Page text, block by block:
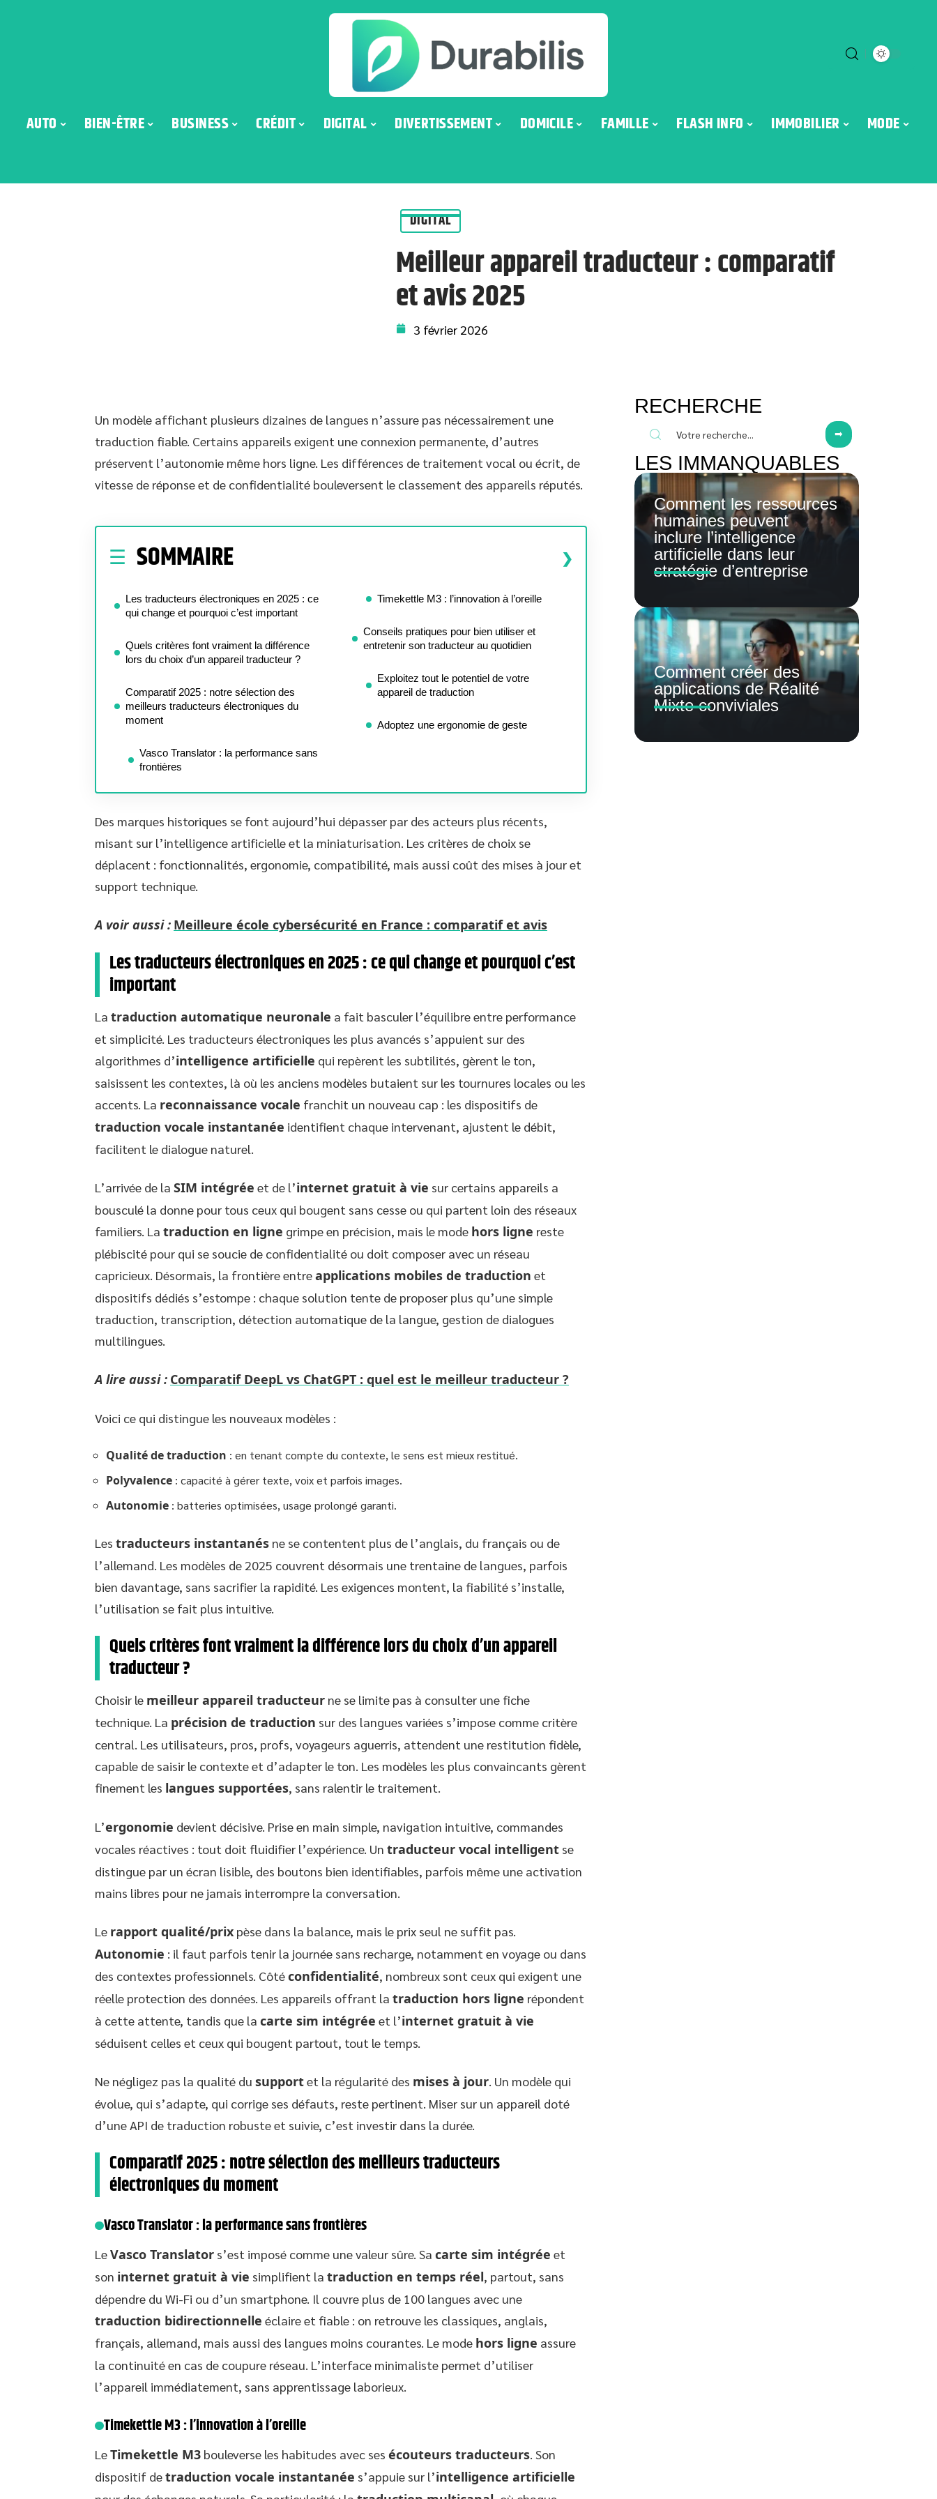
AUTO BIEN-ÊTRE BUSINESS CRÉDIT DIGITAL DIVERTISSEMENT DOMICILE FAMILLE FLASH INFO IMMOBILIER MODE
DIGITAL
Meilleur appareil traducteur : comparatif
et avis 2025
3 février 2026
Un modèle affichant plusieurs dizaines de langues n’assure pas nécessairement une
traduction fiable. Certains appareils exigent une connexion permanente, d’autres
préservent l’autonomie même hors ligne. Les différences de traitement vocal ou écrit, de
vitesse de réponse et de confidentialité bouleversent le classement des appareils réputés.
SOMMAIRE
Les traducteurs électroniques en 2025 : ce
qui change et pourquoi c’est important
Quels critères font vraiment la différence
lors du choix d’un appareil traducteur ?
Comparatif 2025 : notre sélection des
meilleurs traducteurs électroniques du
moment
Vasco Translator : la performance sans
frontières
Timekettle M3 : l’innovation à l’oreille
Conseils pratiques pour bien utiliser et
entretenir son traducteur au quotidien
Exploitez tout le potentiel de votre
appareil de traduction
Adoptez une ergonomie de geste
Des marques historiques se font aujourd’hui dépasser par des acteurs plus récents,
misant sur l’intelligence artificielle et la miniaturisation. Les critères de choix se
déplacent : fonctionnalités, ergonomie, compatibilité, mais aussi coût des mises à jour et
support technique.
A voir aussi : Meilleure école cybersécurité en France : comparatif et avis
Les traducteurs électroniques en 2025 : ce qui change et pourquoi c’est
important
La traduction automatique neuronale a fait basculer l’équilibre entre performance
et simplicité. Les traducteurs électroniques les plus avancés s’appuient sur des
algorithmes d’intelligence artificielle qui repèrent les subtilités, gèrent le ton,
saisissent les contextes, là où les anciens modèles butaient sur les tournures locales ou les
accents. La reconnaissance vocale franchit un nouveau cap : les dispositifs de
traduction vocale instantanée identifient chaque intervenant, ajustent le débit,
facilitent le dialogue naturel.
L’arrivée de la SIM intégrée et de l’internet gratuit à vie sur certains appareils a
bousculé la donne pour tous ceux qui bougent sans cesse ou qui partent loin des réseaux
familiers. La traduction en ligne grimpe en précision, mais le mode hors ligne reste
plébiscité pour qui se soucie de confidentialité ou doit composer avec un réseau
capricieux. Désormais, la frontière entreapplications mobiles de traduction et
dispositifs dédiés s’estompe : chaque solution tente de proposer plus qu’une simple
traduction, transcription, détection automatique de la langue, gestion de dialogues
multilingues.
A lire aussi : Comparatif DeepL vs ChatGPT : quel est le meilleur traducteur ?
Voici ce qui distingue les nouveaux modèles :
Qualité de traduction : en tenant compte du contexte, le sens est mieux restitué.
Polyvalence : capacité à gérer texte, voix et parfois images.
Autonomie : batteries optimisées, usage prolongé garanti.
Les traducteurs instantanés ne se contentent plus de l’anglais, du français ou de
l’allemand. Les modèles de 2025 couvrent désormais une trentaine de langues, parfois
bien davantage, sans sacrifier la rapidité. Les exigences montent, la fiabilité s’installe,
l’utilisation se fait plus intuitive.
Quels critères font vraiment la différence lors du choix d’un appareil
traducteur ?
Choisir le meilleur appareil traducteur ne se limite pas à consulter une fiche
technique. La précision de traduction sur des langues variées s’impose comme critère
central. Les utilisateurs, pros, profs, voyageurs aguerris, attendent une restitution fidèle,
capable de saisir le contexte et d’adapter le ton. Les modèles les plus convaincants gèrent
finement les langues supportées, sans ralentir le traitement.
L’ergonomie devient décisive. Prise en main simple, navigation intuitive, commandes
vocales réactives : tout doit fluidifier l’expérience. Un traducteur vocal intelligent se
distingue par un écran lisible, des boutons bien identifiables, parfois même une activation
mains libres pour ne jamais interrompre la conversation.
Le rapport qualité/prix pèse dans la balance, mais le prix seul ne suffit pas.
Autonomie : il faut parfois tenir la journée sans recharge, notamment en voyage ou dans
des contextes professionnels. Côtéconfidentialité, nombreux sont ceux qui exigent une
réelle protection des données. Les appareils offrant la traduction hors ligne répondent
à cette attente, tandis que la carte sim intégrée et l’internet gratuit à vie
séduisent celles et ceux qui bougent partout, tout le temps.
Ne négligez pas la qualité du supportet la régularité des mises à jour. Un modèle qui
évolue, qui s’adapte, qui corrige ses défauts, reste pertinent. Miser sur un appareil doté
d’une API de traduction robuste et suivie, c’est investir dans la durée.
Comparatif 2025 : notre sélection des meilleurs traducteurs
électroniques du moment
Vasco Translator : la performance sans frontières
LeVasco Translator s’est imposé comme une valeur sûre. Sa carte sim intégrée et
son internet gratuit à vie simplifient la traduction en temps réel, partout, sans
dépendre du Wi-Fi ou d’un smartphone. Il couvre plus de 100 langues avec une
traduction bidirectionnelle éclaire et fiable : on retrouve les classiques, anglais,
français, allemand, mais aussi des langues moins courantes. Le mode hors ligne assure
la continuité en cas de coupure réseau. L’interface minimaliste permet d’utiliser
l’appareil immédiatement, sans apprentissage laborieux.
Timekettle M3 : l’innovation à l’oreille
LeTimekettle M3 bouleverse les habitudes avec ses écouteurs traducteurs. Son
dispositif detraduction vocale instantanée s’appuie sur l’intelligence artificielle
RECHERCHE
LES IMMANQUABLES
Comment les ressources
humaines peuvent
inclure l’intelligence
artificielle dans leur
stratégie d’entreprise
Comment créer des
applications de Réalité
Mixte conviviales